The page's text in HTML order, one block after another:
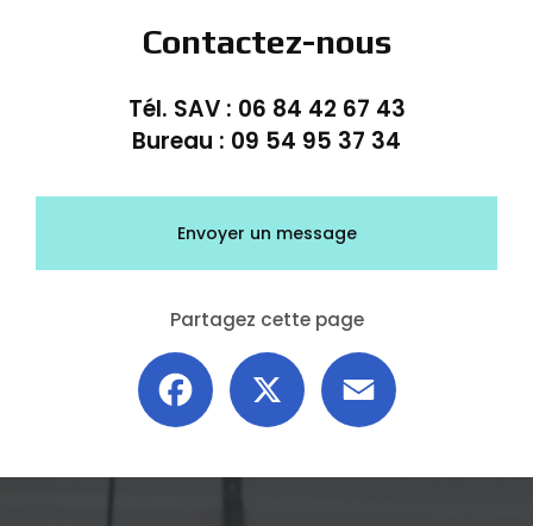
Contactez-nous
Tél. SAV : 06 84 42 67 43
Bureau : 09 54 95 37 34
Envoyer un message
Partagez cette page
Facebook